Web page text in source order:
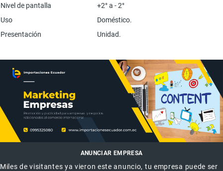
Nivel de pantalla
+2° a - 2°
Uso
Doméstico.
Presentación
Unidad.
ANUNCIAR EMPRESA
Miles de visitantes ya vieron este anuncio, tu empresa puede ser